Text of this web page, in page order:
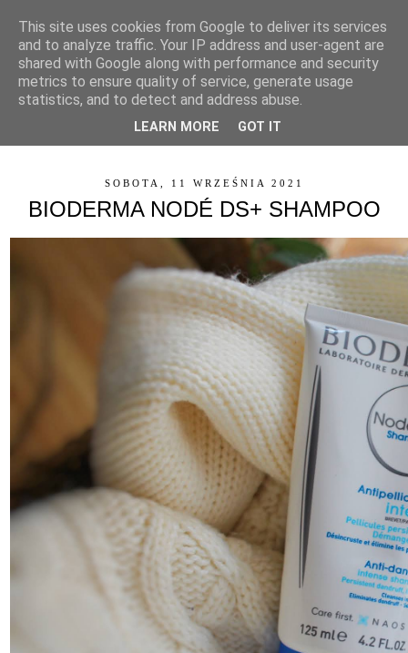
▼
SOBOTA, 11 WRZEŚNIA 2021
BIODERMA NODÉ DS+ SHAMPOO
This site uses cookies from Google to deliver its services
and to analyze traffic. Your IP address and user-agent are
shared with Google along with performance and security
metrics to ensure quality of service, generate usage
statistics, and to detect and address abuse.
LEARN MORE GOT IT